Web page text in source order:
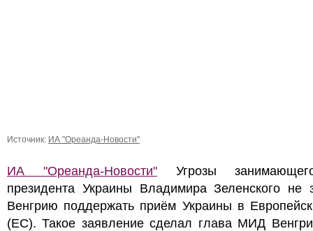
Источник: ИА "Ореанда-Новости"
ИА "Ореанда-Новости"Угрозы
президента Украины Владимира Зеленского не
Венгрию поддержать приём Украины в
(ЕС). Такое заявление сделал глава МИД